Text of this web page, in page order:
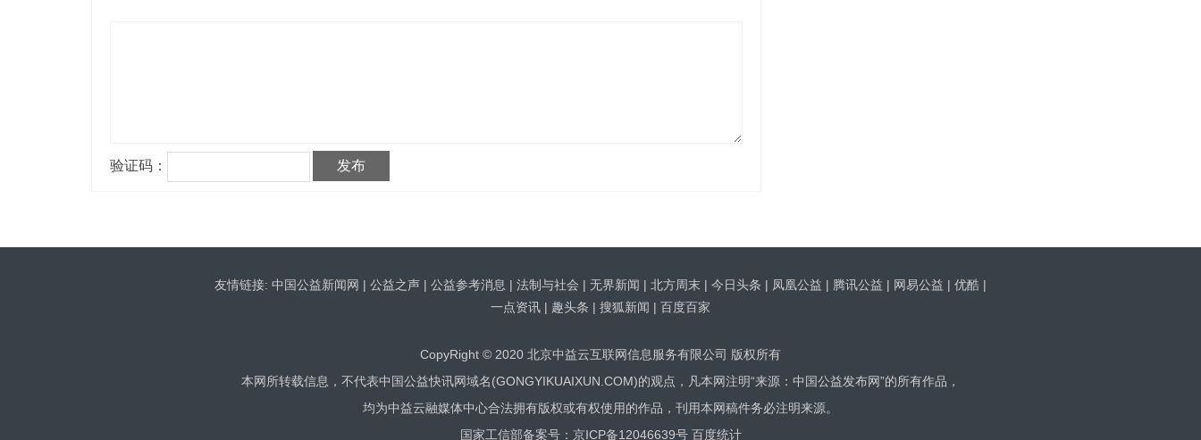
友情链接: 中国公益新闻网 | 公益之声 | 公益参考消息 | 法制与社会 | 无界新闻 | 北方周末 | 今日头条 | 凤凰公益 | 腾讯公益 | 网易公益 | 优酷 |
一点资讯 | 趣头条 | 搜狐新闻 | 百度百家
CopyRight © 2020 北京中益云互联网信息服务有限公司 版权所有
本网所转载信息，不代表中国公益快讯网域名(GONGYIKUAIXUN.COM)的观点，凡本网注明“来源：中国公益发布网”的所有作品，
均为中益云融媒体中心合法拥有版权或有权使用的作品，刊用本网稿件务必注明来源。
国家工信部备案号： 京ICP备12046639号 百度统计